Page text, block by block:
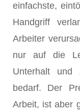
einfachste,
Handgriff
Arbeiter
nur auf die
Unterhalt und
bedarf. Der
Arbeit, ist aber